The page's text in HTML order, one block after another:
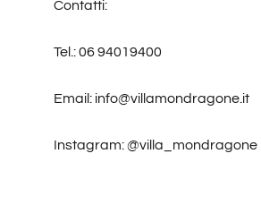
Contatti:
Tel.: 06 94019400
Email: info@villamondragone.it
Instagram: @villa_mondragone